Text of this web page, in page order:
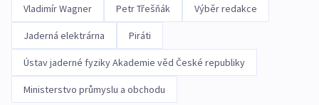
Vladimír Wagner Petr Třešňák Výběr redakce
Jaderná elektrárna Piráti
Ústav jaderné fyziky Akademie věd České republiky
Ministerstvo průmyslu a obchodu